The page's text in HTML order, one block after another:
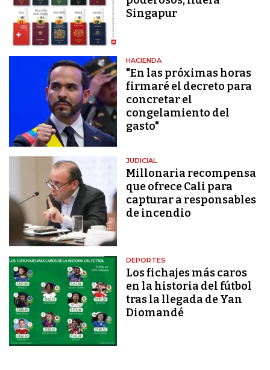
Singapur
HACIENDA
"En las próximas horas
firmaré el decreto para
concretar el
congelamiento del
gasto"
JUDICIAL
Millonaria recompensa
que ofrece Cali para
capturar a responsables
de incendio
DEPORTES
Los fichajes más caros
en la historia del fútbol
tras la llegada de Yan
Diomandé